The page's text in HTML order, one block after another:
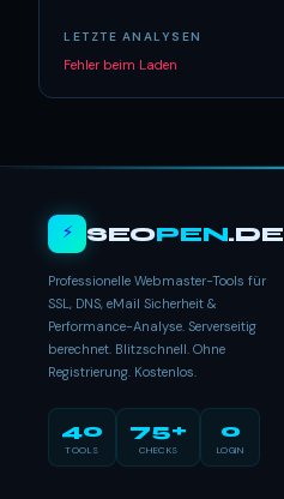
LETZTE ANALYSEN
Fehler beim Laden
⚡ SEOPEN.DE
Professionelle Webmaster-Tools für
SSL, DNS, eMail Sicherheit &
Performance-Analyse. Serverseitig
berechnet. Blitzschnell. Ohne
Registrierung. Kostenlos.
40
TOOLS
75+
CHECKS
0
LOGIN